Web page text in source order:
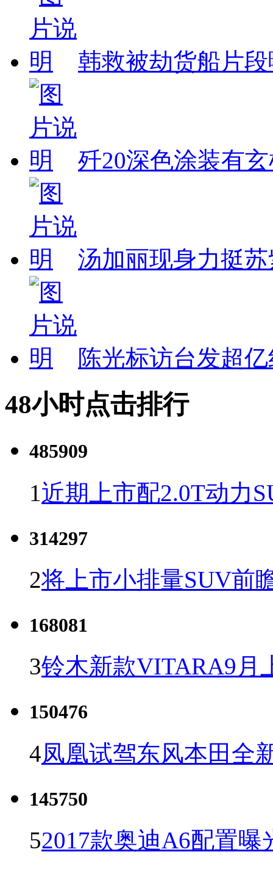
韩救被劫货船片
歼20深色涂装有
汤加丽现身力挺
陈光标访台发超
48小时点击排行
485909
1 近期上市配2.0T动力
314297
2将上市小排量SUV前
168081
3铃木新款VITARA9月
150476
4凤凰试驾东风本田全
145750
52017款奥迪A6配置曝